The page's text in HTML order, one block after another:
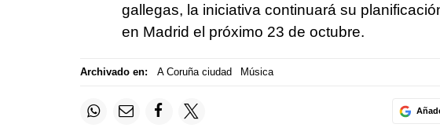
gallegas, la iniciativa continuará su
en Madrid el próximo 23 de octubre.
Archivado en: A Coruña ciudad Música